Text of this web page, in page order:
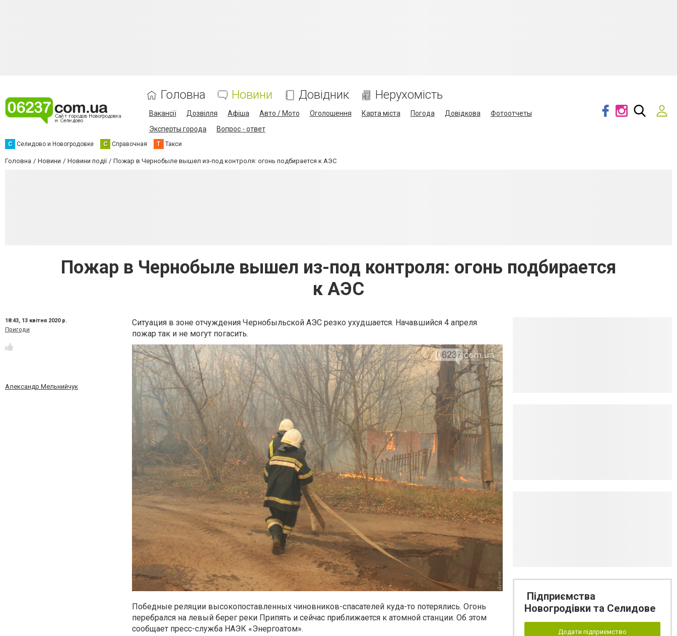
Головна Новини Довідник Нерухомість
Вакансії Дозвілля Афіша Авто / Мото Оголошення Карта міста Погода Довідкова
Фотоотчеты
Эксперты города
Вопрос - ответ
С Селидово и Новогродовке С Справочная Т Такси
Головна Новини Новини події Пожар в Чернобыле вышел из-под контроля: огонь подбирается к АЭС
Пожар в Чернобыле вышел из-под контроля: огонь подбирается
к АЭС
18:43, 13 квітня 2020 р.
Пригоди
Александр Мельнийчук
Ситуация в зоне отчуждения Чернобыльской АЭС резко ухудшается. Начавшийся 4 апреля
пожар так и не могут погасить.
Победные реляции высокопоставленных чиновников-спасателей куда-то потерялись. Огонь
перебрался на левый берег реки Припять и сейчас приближается к атомной станции. Об этом
сообщает пресс-служба НАЭК «Энергоатом».
Підприємства
Новогродівки та Селидове
Додати підприємство